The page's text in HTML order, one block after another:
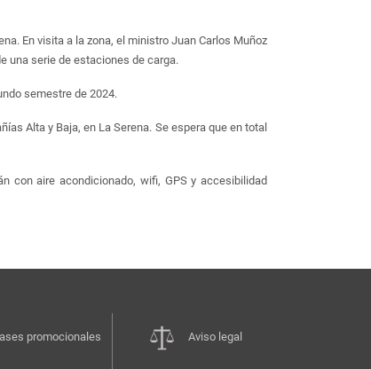
En visita a la zona, el ministro Juan Carlos Muñoz
una serie de estaciones de carga.
semestre de 2024.
Alta y Baja, en La Serena. Se espera que en total
con aire acondicionado, wifi, GPS y accesibilidad
promocionales Aviso legal